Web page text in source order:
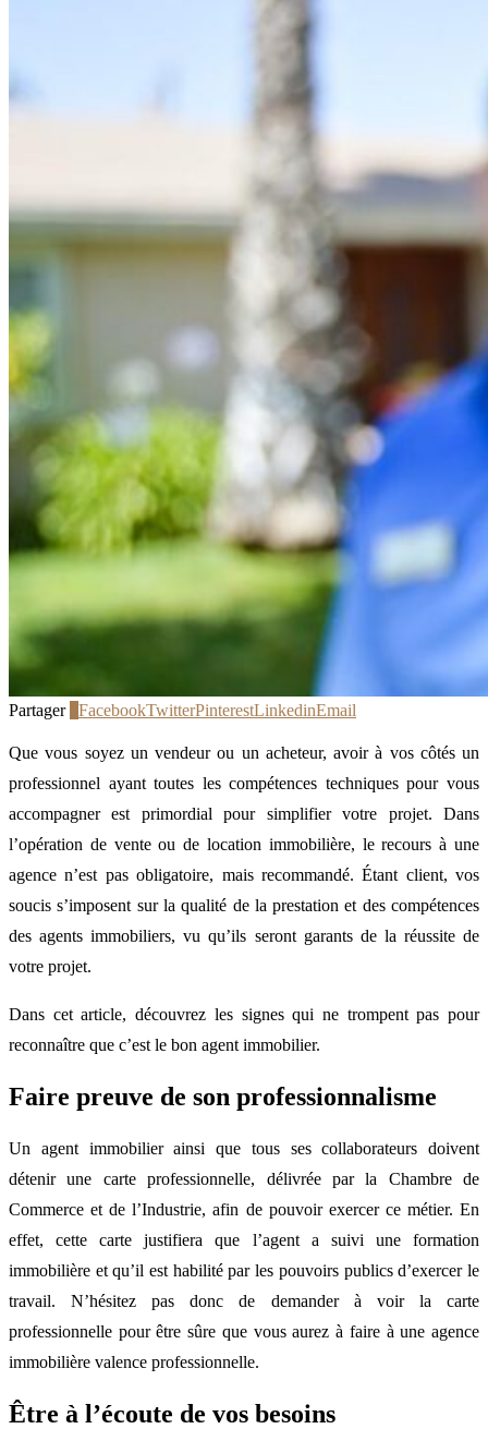
Partager FacebookTwitterPinterestLinkedinEmail
Que vous soyez un vendeur ou un acheteur, avoir à vos côtés un
professionnel ayant toutes les compétences techniques pour vous
accompagner est primordial pour simplifier votre projet. Dans
l’opération de vente ou de location immobilière, le recours à une
agence n’est pas obligatoire, mais recommandé. Étant client, vos
soucis s’imposent sur la qualité de la prestation et des compétences
des agents immobiliers, vu qu’ils seront garants de la réussite de
votre projet.
Dans cet article, découvrez les signes qui ne trompent pas pour
reconnaître que c’est le bon agent immobilier.
Faire preuve de son professionnalisme
Un agent immobilier ainsi que tous ses collaborateurs doivent
détenir une carte professionnelle, délivrée par la Chambre de
Commerce et de l’Industrie, afin de pouvoir exercer ce métier. En
effet, cette carte justifiera que l’agent a suivi une formation
immobilière et qu’il est habilité par les pouvoirs publics d’exercer le
travail. N’hésitez pas donc de demander à voir la carte
professionnelle pour être sûre que vous aurez à faire à une agence
immobilière valence professionnelle.
Être à l’écoute de vos besoins